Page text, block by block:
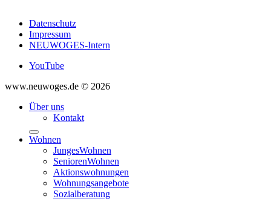
Datenschutz
Impressum
NEUWOGES-Intern
YouTube
www.neuwoges.de © 2026
Über uns
Kontakt
Wohnen
JungesWohnen
SeniorenWohnen
Aktionswohnungen
Wohnungsangebote
Sozialberatung